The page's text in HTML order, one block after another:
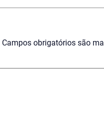
Campos obrigatórios são